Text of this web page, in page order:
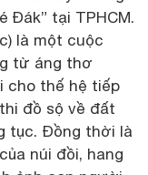
Đák” tại TPHCM.
là một cuộc
từ áng thơ
cho thế hệ tiếp
đồ sộ về đất
tục. Đồng thời là
núi đồi, hang